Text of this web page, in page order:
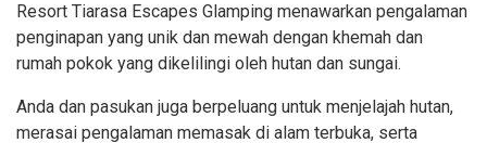
Resort Tiarasa Escapes Glamping menawarkan pengalaman
penginapan yang unik dan mewah dengan khemah dan
rumah pokok yang dikelilingi oleh hutan dan sungai.
Anda dan pasukan juga berpeluang untuk menjelajah hutan,
merasai pengalaman memasak di alam terbuka, serta